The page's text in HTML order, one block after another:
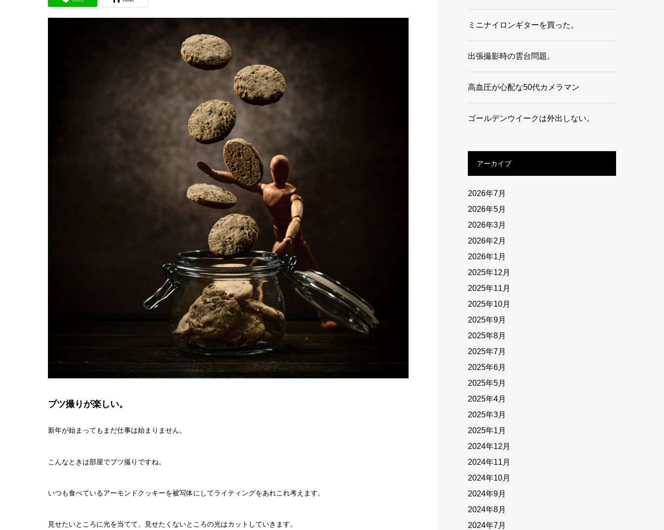
ブツ撮りが楽しい。
新年が始まってもまだ仕事は始まりません。
こんなときは部屋でブツ撮りですね。
いつも食べているアーモンドクッキーを被写体にしてライティングをあれこれ考えます。
見せたいところに光を当てて、見せたくないところの光はカットしていきます。
ミニナイロンギターを買った。
出張撮影時の雲台問題。
高血圧が心配な50代カメラマン
ゴールデンウイークは外出しない。
アーカイブ
2026年7月
2026年5月
2026年3月
2026年2月
2026年1月
2025年12月
2025年11月
2025年10月
2025年9月
2025年8月
2025年7月
2025年6月
2025年5月
2025年4月
2025年3月
2025年1月
2024年12月
2024年11月
2024年10月
2024年9月
2024年8月
2024年7月